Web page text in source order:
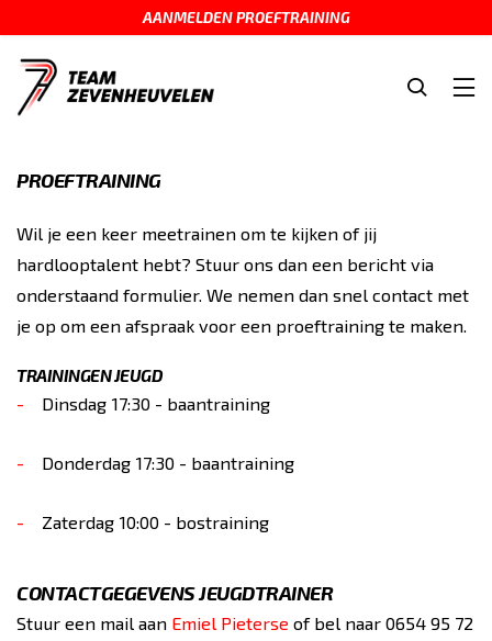
AANMELDEN PROEFTRAINING
PROEFTRAINING
Wil je een keer meetrainen om te kijken of jij
hardlooptalent hebt? Stuur ons dan een bericht via
onderstaand formulier. We nemen dan snel contact met
je op om een afspraak voor een proeftraining te maken.
TRAININGEN JEUGD
Dinsdag 17:30 - baantraining
Donderdag 17:30 - baantraining
Zaterdag 10:00 - bostraining
CONTACTGEGEVENS JEUGDTRAINER
Stuur een mail aan Emiel Pieterse of bel naar 0654 95 72